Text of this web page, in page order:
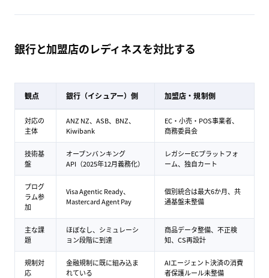
銀行と加盟店のレディネスを対比する
観点 銀行（イシュアー）側 加盟店・規制側
対応の
主体
ANZ NZ、ASB、BNZ、
Kiwibank
EC・小売・POS事業者、
商務委員会
技術基
盤
オープンバンキング
API（2025年12月義務化）
レガシーECプラットフォ
ーム、独自カート
プログ
ラム参
加
Visa Agentic Ready、
Mastercard Agent Pay
個別統合は最大6か月、共
通基盤未整備
主な課
題
ほぼなし、シミュレーシ
ョン段階に到達
商品データ整備、不正検
知、CS再設計
規制対
応
金融規制に既に組み込ま
れている
AIエージェント決済の消費
者保護ルール未整備